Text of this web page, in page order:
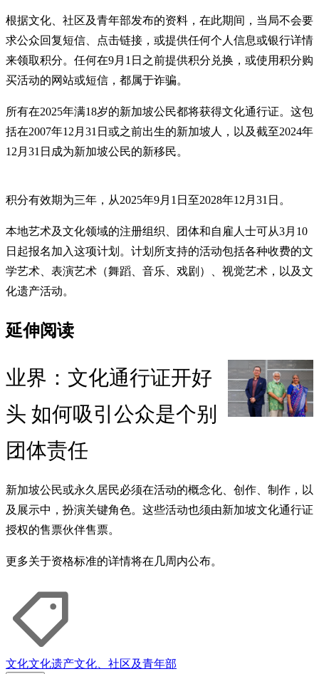
根据文化、社区及青年部发布的资料，在此期间，当局不会要
求公众回复短信、点击链接，或提供任何个人信息或银行详情
来领取积分。任何在9月1日之前提供积分兑换，或使用积分购
买活动的网站或短信，都属于诈骗。
所有在2025年满18岁的新加坡公民都将获得文化通行证。这包
括在2007年12月31日或之前出生的新加坡人，以及截至2024年
12月31日成为新加坡公民的新移民。
积分有效期为三年，从2025年9月1日至2028年12月31日。
本地艺术及文化领域的注册组织、团体和自雇人士可从3月10
日起报名加入这项计划。计划所支持的活动包括各种收费的文
学艺术、表演艺术（舞蹈、音乐、戏剧）、视觉艺术，以及文
化遗产活动。
延伸阅读
业界：文化通行证开好
头 如何吸引公众是个别
团体责任
新加坡公民或永久居民必须在活动的概念化、创作、制作，以
及展示中，扮演关键角色。这些活动也须由新加坡文化通行证
授权的售票伙伴售票。
更多关于资格标准的详情将在几周内公布。
文化文化遗产文化、社区及青年部